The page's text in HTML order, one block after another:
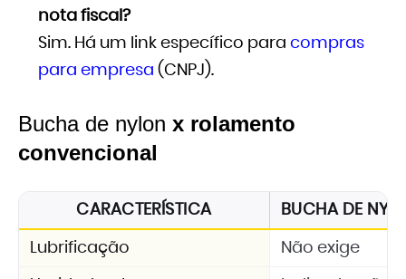
nota fiscal?
Sim. Há um link específico para compras
para empresa (CNPJ).
Bucha de nylon x rolamento
convencional
CARACTERÍSTICA BUCHA DE
Lubrificação Não exige